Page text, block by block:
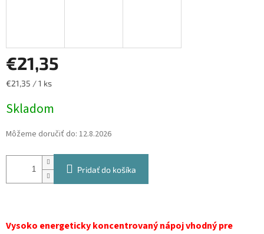
€21,35
Jednotková
€21,35 / 1 ks
Skladom
Môžeme doručiť do: 12.8.2026
Pridať do košíka
Vysoko energeticky koncentrovaný nápoj vhodný pre